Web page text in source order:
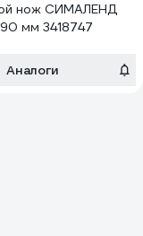
нож СИМАЛЕНД
мм 3418747
Аналоги